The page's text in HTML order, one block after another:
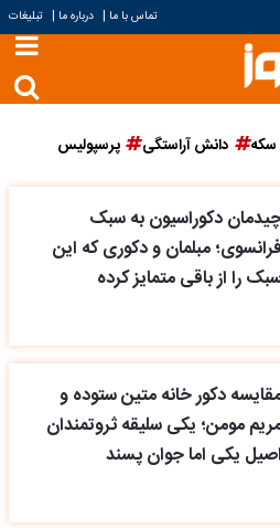
تماس با ما | درباره ما | تبلیغات
دانش آراستگی پرسپولیس
دکوراسیون به سبک
فرانسوی؛ مبلمان و دکوری که این
را از باقی متمایز کرده
دکور خانه متین ستوده و
مومن؛ یکی سلیقه ثروتمندان
اصیل یکی اما جوان پسند